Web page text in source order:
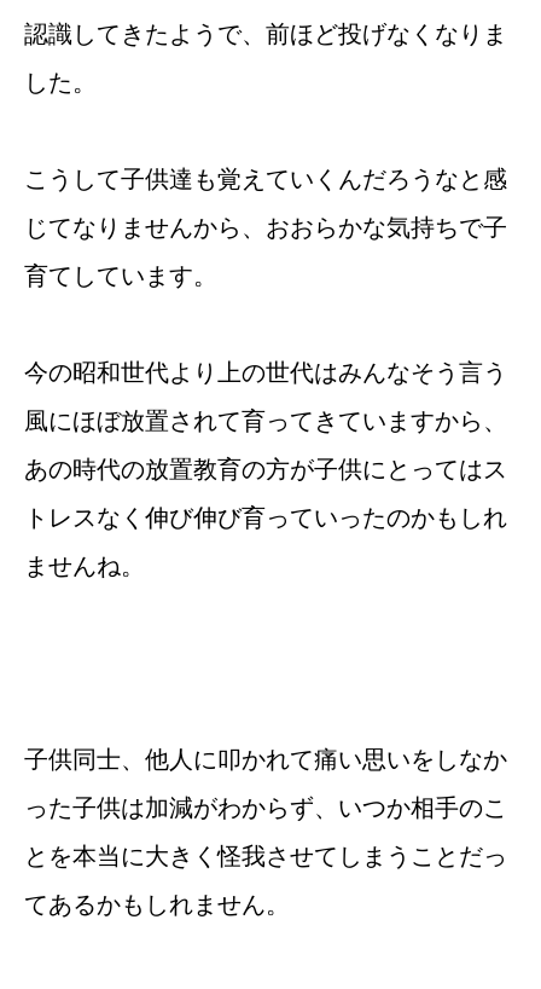
認識してきたようで、前ほど投げなくなりま
した。
こうして子供達も覚えていくんだろうなと感
じてなりませんから、おおらかな気持ちで子
育てしています。
今の昭和世代より上の世代はみんなそう言う
風にほぼ放置されて育ってきていますから、
あの時代の放置教育の方が子供にとってはス
トレスなく伸び伸び育っていったのかもしれ
ませんね。
子供同士、他人に叩かれて痛い思いをしなか
った子供は加減がわからず、いつか相手のこ
とを本当に大きく怪我させてしまうことだっ
てあるかもしれません。